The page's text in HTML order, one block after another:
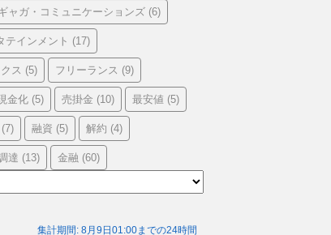
ャガ・コミュニケーションズ (6)
テインメント (17)
ス (5) フリーランス (9)
金化 (5) 売掛金 (10) 最安値 (5)
(7) 融資 (5) 解約 (4)
達 (13) 金融 (60)